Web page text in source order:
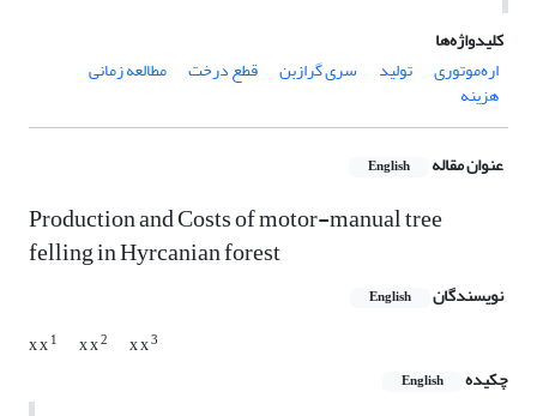
کلیدواژه‌ها
اره‌موتوری
تولید سری گرازبن قطع درخت مطالعه زمانی
هزینه
عنوان مقاله English
Production and Costs of motor-manual tree
felling in Hyrcanian forest
نویسندگان English
x x1 x x2 x x3
چکیده English